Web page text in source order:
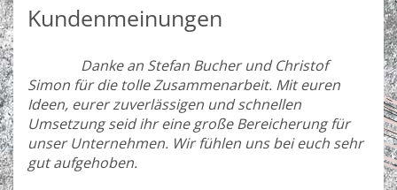
Kundenmeinungen
Danke an Stefan Bucher und Christof
Simon für die tolle Zusammenarbeit. Mit euren
Ideen, eurer zuverlässigen und schnellen
Umsetzung seid ihr eine große Bereicherung für
unser Unternehmen. Wir fühlen uns bei euch sehr
gut aufgehoben.